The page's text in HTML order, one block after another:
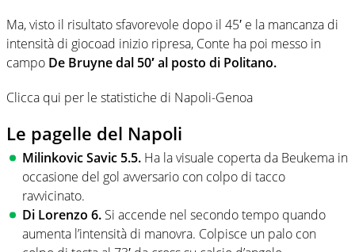
Ma, visto il risultato sfavorevole dopo il 45′ e la mancanza di
intensità di giocoad inizio ripresa, Conte ha poi messo in
campo De Bruyne dal 50′ al posto di Politano.
Clicca qui per le statistiche di Napoli-Genoa
Le pagelle del Napoli
Milinkovic Savic 5.5. Ha la visuale coperta da Beukema in
occasione del gol avversario con colpo di tacco
ravvicinato.
Di Lorenzo 6. Si accende nel secondo tempo quando
aumenta l’intensità di manovra. Colpisce un palo con